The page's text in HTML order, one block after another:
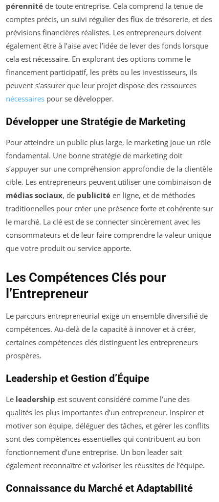
pérennité de toute entreprise. Cela comprend la tenue de
comptes précis, un suivi régulier des flux de trésorerie, et des
prévisions financières réalistes. Les entrepreneurs doivent
également être à l’aise avec l’idée de lever des fonds lorsque
cela est nécessaire. En explorant des options comme le
financement participatif, les prêts ou les investisseurs, ils
peuvent s’assurer que leur projet dispose des ressources
nécessaires pour se développer.
Développer une Stratégie de Marketing
Pour atteindre un public plus large, le marketing joue un rôle
fondamental. Une bonne stratégie de marketing doit
s’appuyer sur une compréhension approfondie de la clientèle
cible. Les entrepreneurs peuvent utiliser une combinaison de
médias sociaux, de publicité en ligne, et de méthodes
traditionnelles pour créer une présence forte et cohérente sur
le marché. La clé est de se connecter sincèrement avec les
consommateurs et de leur faire comprendre la valeur unique
que votre produit ou service apporte.
Les Compétences Clés pour
l’Entrepreneur
Le parcours entrepreneurial exige un ensemble diversifié de
compétences. Au-delà de la capacité à innover et à créer,
certaines compétences clés distinguent les entrepreneurs
prospères.
Leadership et Gestion d’Équipe
Le leadership est souvent considéré comme l’une des
qualités les plus importantes d’un entrepreneur. Inspirer et
motiver son équipe, déléguer des tâches, et gérer les conflits
sont des compétences essentielles qui contribuent au bon
fonctionnement d’une entreprise. Un bon leader sait
également reconnaître et valoriser les réussites de l’équipe.
Connaissance du Marché et Adaptabilité